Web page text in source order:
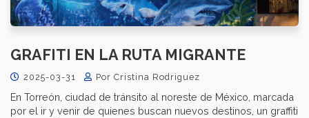
GRAFITI EN LA RUTA MIGRANTE
2025-03-31 Por Cristina Rodriguez
En Torreón, ciudad de tránsito al noreste de México, marcada
por el ir y venir de quienes buscan nuevos destinos, un graffiti